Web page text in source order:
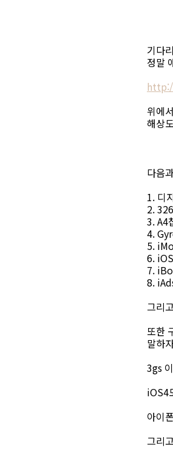
기다
정말
위에
해상
다음
1. 디
2.
3. A4
4.
5.
6.
7.
8.
그리
또한
말하
3gs
iOS4
아이
그리